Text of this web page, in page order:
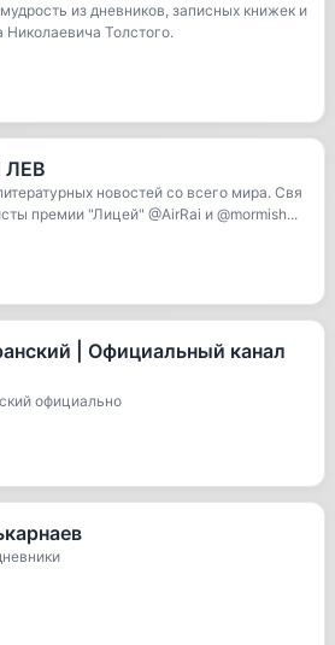
из дневников, записных книжек и
Николаевича Толстого.
новостей со всего мира. Свя
премии "Лицей" @AirRai и @mormish...
| Официальный канал
официально